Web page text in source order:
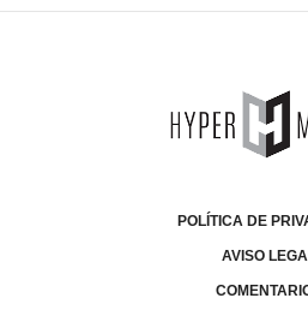
POLÍTICA DE
AVISO